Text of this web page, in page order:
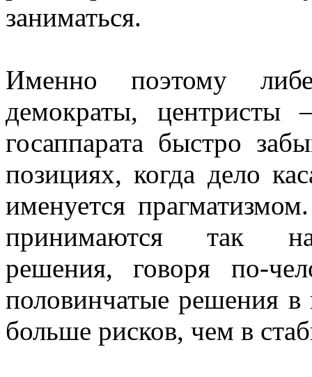
заниматься.
Именно поэтому
демократы, центристы
госаппарата быстро
позициях, когда дело
именуется
принимаются так
решения, говоря по-
половинчатые решения в
больше рисков, чем в